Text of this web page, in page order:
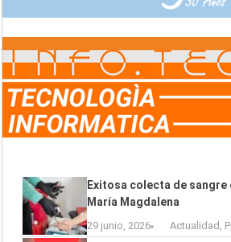
Exitosa colecta de sangre
María Magdalena
29 junio, 2026 Actualidad ,